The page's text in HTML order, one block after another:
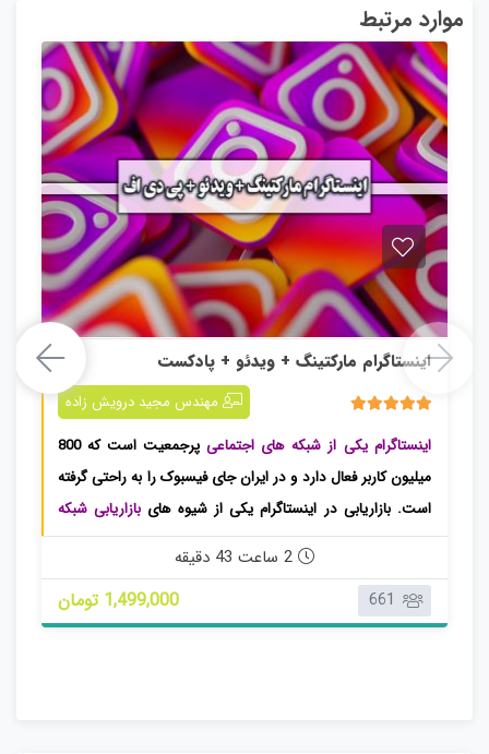
موارد مرتبط
اینستاگرام مارکتینگ + ویدئو + پادکست اینستاگرام مارکتینگ + ویدئو + پادکست
مهندس مجید درویش زاده
اینستاگرام یکی از شبکه های اجتماعی
پرجمعیت است که 800
میلیون کاربر فعال دارد و در ایران جای فیسبوک را به راحتی گرفته
است. بازاریابی در اینستاگرام یکی از شیوه های بازاریابی شبکه
های اجتماعیاست که به راحتی در آن می توانید مشتریان هدف
خود را پیدا کنید وکسب و کارخود را رونق ببخشید.
661
1,499,000 تومان